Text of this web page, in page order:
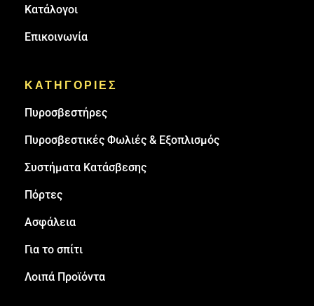
Κατάλογοι
Επικοινωνία
ΚΑΤΗΓΟΡΙΕΣ
Πυρoσβεστήρες
Πυροσβεστικές Φωλιές & Εξοπλισμός
Συστήματα Κατάσβεσης
Πόρτες
Ασφάλεια
Για το σπίτι
Λοιπά Προϊόντα